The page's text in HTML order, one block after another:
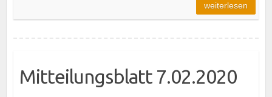
weiterlesen
Mitteilungsblatt 7.02.2020